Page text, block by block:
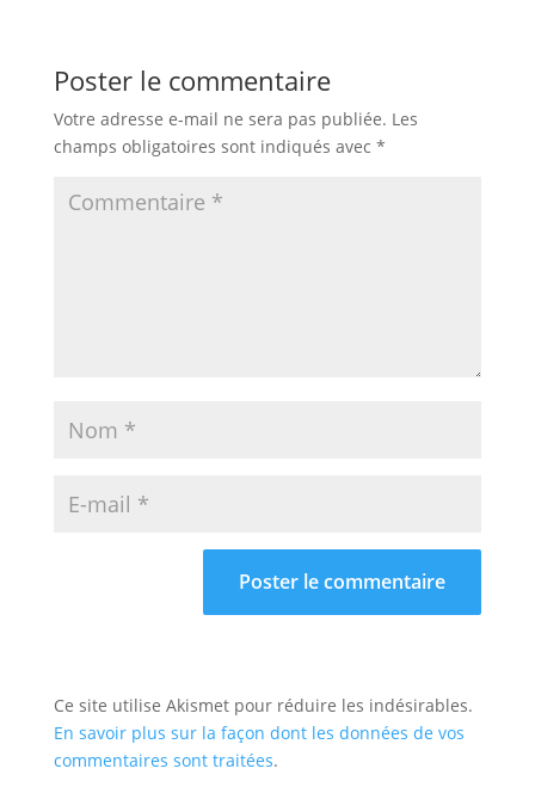
Poster le commentaire
Votre adresse e-mail ne sera pas publiée. Les
champs obligatoires sont indiqués avec *
Ce site utilise Akismet pour réduire les indésirables.
En savoir plus sur la façon dont les données de vos
commentaires sont traitées.